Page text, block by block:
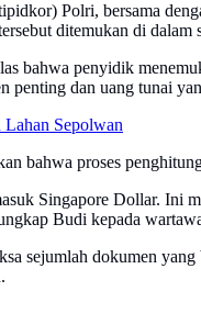
Polri, bersama
ditemukan di
bahwa penyidik
penting dan uang tunai
Lahan Sepolwan
bahwa proses
Singapore Dollar. Ini
Budi kepada
sejumlah dokumen